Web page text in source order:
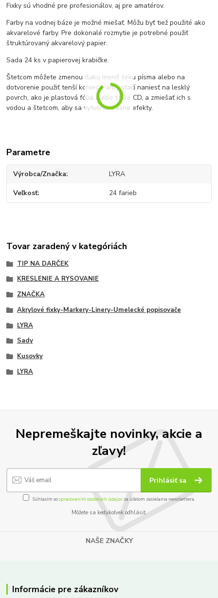
Fixky sú vhodné pre profesionálov, aj pre amatérov.
Farby na vodnej báze je možné miešať.Môžu byť tiež použité ako
akvarelové farby. Pre dokonalé rozmytie je potrebné použiť
štruktúrovaný akvarelový papier.
Sada 24 ks v papierovej krabičke.
Štetcom môžete zmenou tlaku meniť šírku písma alebo na
dotvorenie použiť tenší koniec.Farby stačí naniesť na lesklý
povrch, ako je plastová fólia alebo staré CD, a zmiešať ich s
vodou a štetcom, aby sa vytvorili krásne efekty.
Parametre
Výrobca/Značka LYRA
Veľkosť 24 farieb
Tovar zaradený v kategóriách
TIP NA DARČEK
KRESLENIE A RYSOVANIE
ZNAČKA
Akrylové fixky-Markery-Linery-Umelecké popisovače
LYRA
Sady
Kusovky
LYRA
Nepremeškajte novinky, akcie a
zľavy!
Prihlásiť sa
Súhlasím sospracovaním osobných údajov za účelom zasielania newslettera.
Môžete sa kedykoľvek odhlásiť.
NAŠE ZNAČKY
Informácie pre zákazníkov